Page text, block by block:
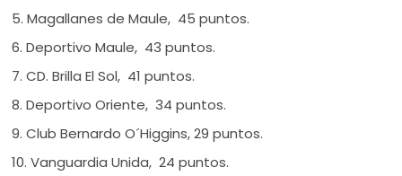
5. Magallanes de Maule, 45 puntos.
6. Deportivo Maule, 43 puntos.
7. CD. Brilla El Sol, 41 puntos.
8. Deportivo Oriente, 34 puntos.
9. Club Bernardo O´Higgins, 29 puntos.
10. Vanguardia Unida, 24 puntos.